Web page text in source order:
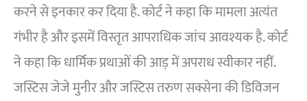
करने से इनकार कर दिया है. कोर्ट ने कहा कि मामला अत्यंत
गंभीर है और इसमें विस्तृत आपराधिक जांच आवश्यक है. कोर्ट
ने कहा कि धार्मिक प्रथाओं की आड़ में अपराध स्वीकार नहीं.
जस्टिस जेजे मुनीर और जस्टिस तरुण सक्सेना की डिविजन